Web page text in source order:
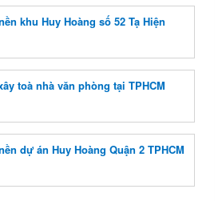
khu Huy Hoàng số 52 Tạ Hiện
toà nhà văn phòng tại TPHCM
dự án Huy Hoàng Quận 2 TPHCM